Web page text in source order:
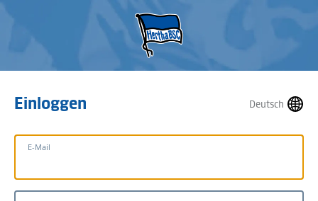
Deutsch
Einloggen
E-Mail